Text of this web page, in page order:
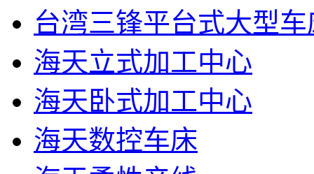
台湾三锋平台式大型车
海天立式加工中心
海天卧式加工中心
海天数控车床